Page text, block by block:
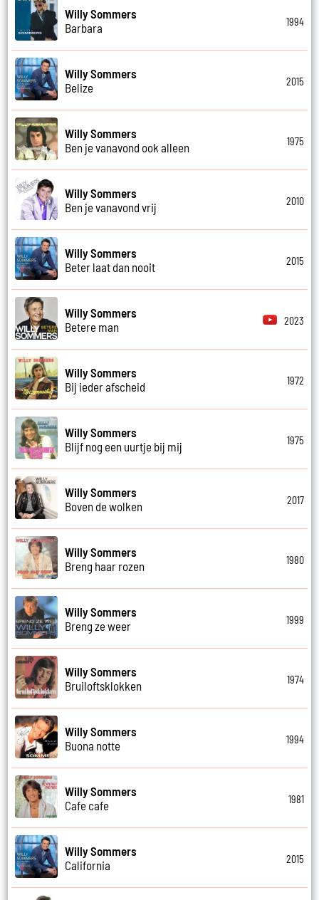
Willy Sommers
Barbara
1994
Willy Sommers
Belize
2015
Willy Sommers
Ben je vanavond ook alleen
1975
Willy Sommers
Ben je vanavond vrij
2010
Willy Sommers
Beter laat dan nooit
2015
Willy Sommers
Betere man
2023
Willy Sommers
Bij ieder afscheid
1972
Willy Sommers
Blijf nog een uurtje bij mij
1975
Willy Sommers
Boven de wolken
2017
Willy Sommers
Breng haar rozen
1980
Willy Sommers
Breng ze weer
1999
Willy Sommers
Bruiloftsklokken
1974
Willy Sommers
Buona notte
1994
Willy Sommers
Cafe cafe
1981
Willy Sommers
California
2015